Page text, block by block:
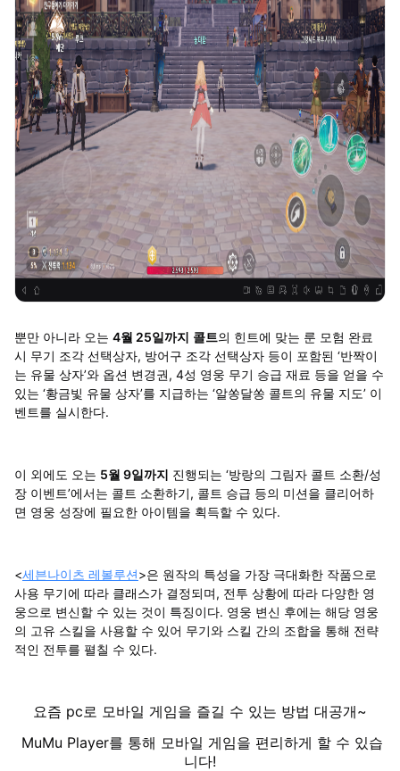
뿐만 아니라 오는 4월 25일까지 콜트의 힌트에 맞는 룬 모험 완료
시 무기 조각 선택상자, 방어구 조각 선택상자 등이 포함된 ‘반짝이
는 유물 상자’와 옵션 변경권, 4성 영웅 무기 승급 재료 등을 얻을 수
있는 ‘황금빛 유물 상자’를 지급하는 ‘알쏭달쏭 콜트의 유물 지도’ 이
벤트를 실시한다.
이 외에도 오는 5월 9일까지 진행되는 ‘방랑의 그림자 콜트 소환/성
장 이벤트’에서는 콜트 소환하기, 콜트 승급 등의 미션을 클리어하
면 영웅 성장에 필요한 아이템을 획득할 수 있다.
<세븐나이츠 레볼루션>은 원작의 특성을 가장 극대화한 작품으로
사용 무기에 따라 클래스가 결정되며, 전투 상황에 따라 다양한 영
웅으로 변신할 수 있는 것이 특징이다. 영웅 변신 후에는 해당 영웅
의 고유 스킬을 사용할 수 있어 무기와 스킬 간의 조합을 통해 전략
적인 전투를 펼칠 수 있다.
요즘 pc로 모바일 게임을 즐길 수 있는 방법 대공개~
MuMu Player를 통해 모바일 게임을 편리하게 할 수 있습
니다!